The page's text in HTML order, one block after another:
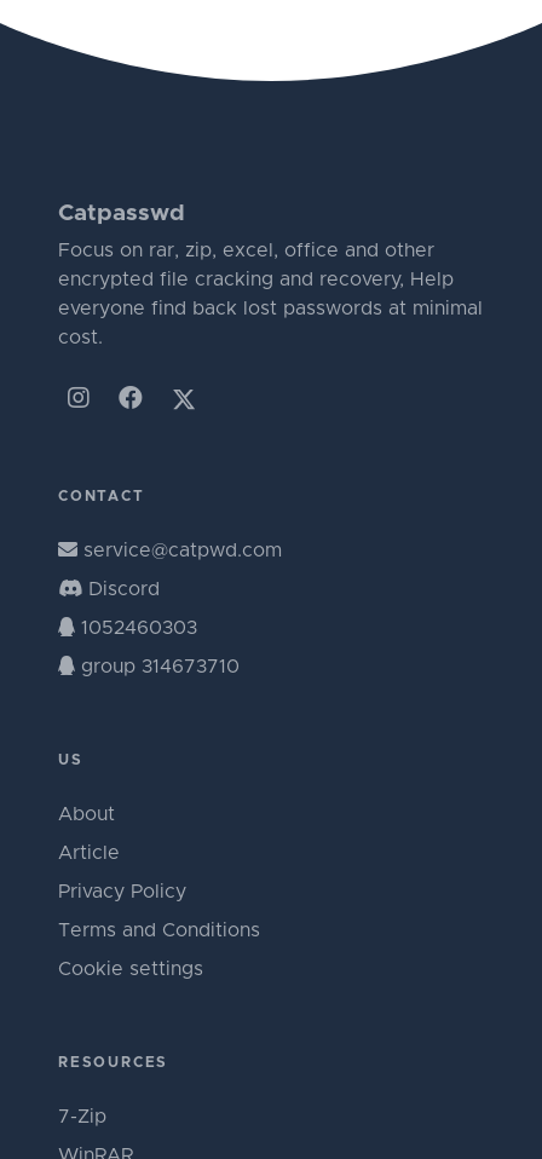
Catpasswd
Focus on rar, zip, excel, office and other
encrypted file cracking and recovery, Help
everyone find back lost passwords at minimal
cost.
CONTACT
service@catpwd.com
Discord
1052460303
group 314673710
US
About
Article
Privacy Policy
Terms and Conditions
Cookie settings
RESOURCES
7-Zip
WinRAR